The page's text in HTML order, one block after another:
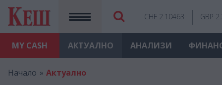
MY CASH
CHF 2.10463 GBP
АКТУАЛНО АНАЛИЗИ
Начало Актуално